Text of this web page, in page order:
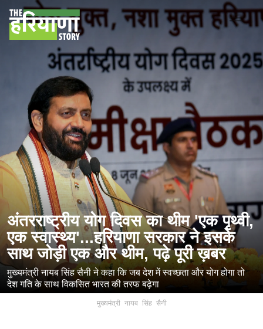
अंतरराष्ट्रीय योग दिवस का थीम 'एक पृथ्वी,
एक स्वास्थ्य'...हरियाणा सरकार ने इसके
साथ जोड़ी एक और थीम, पढ़े पूरी ख़बर
मुख्यमंत्री नायब सिंह सैनी ने कहा कि जब देश में स्वच्छता और योग होगा तो
देश गति के साथ विकसित भारत की तरफ बढ़ेगा
मुख्यमंत्री नायब सिंह सैनी